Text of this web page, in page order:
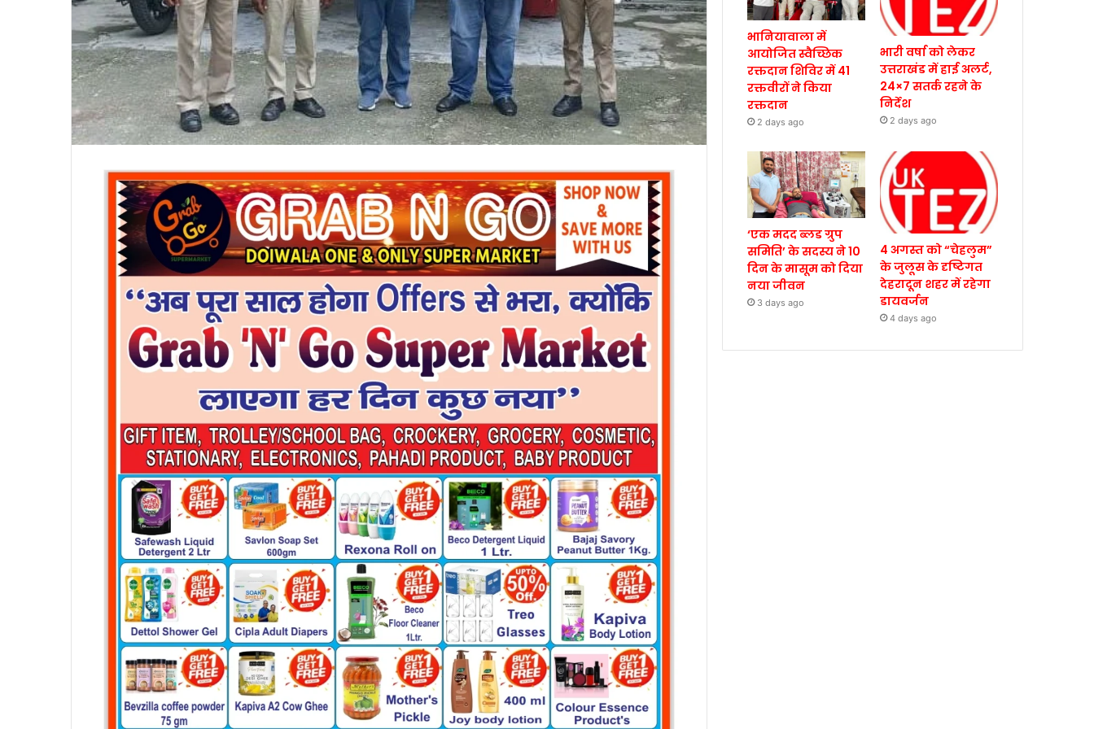
भानियावाला में
आयोजित स्वैच्छिक
रक्तदान शिविर में 41
रक्तवीरों ने किया
रक्तदान
2 days ago
भारी वर्षा को लेकर
उत्तराखंड में हाई अलर्ट,
24×7 सतर्क रहने के
निर्देश
2 days ago
‘एक मदद ब्लड ग्रुप
समिति’ के सदस्य ने 10
दिन के मासूम को दिया
नया जीवन
3 days ago
4 अगस्त को “चेहलुम”
के जुलूस के दृष्टिगत
देहरादून शहर में रहेगा
डायवर्जन
4 days ago